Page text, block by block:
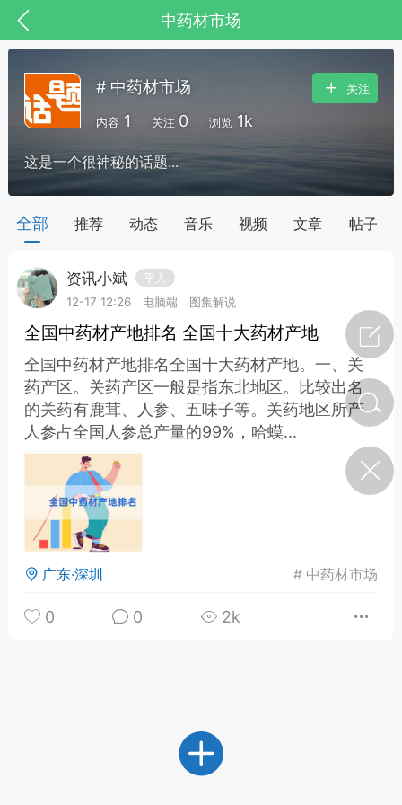
中药材市场
，华夏中医人：家门口的中医人！
节气气象
·特急预警】关
节返乡期间“闪
急提示
0
【养正护络膏】？
女子五七，阳明脉衰：女性
养颜首重阳明胃经
# 中药材市场
内容 1 关注 0 浏览 1k
关注
这是一个很神秘的话题...
全部 推荐 动态 音乐 视频 文章 帖子
资讯小斌
平人
12-17 12:26
电脑端 图集解说
全国中药材产地排名 全国十大药材产地
全国中药材产地排名全国十大药材产地。一、关
药产区。关药产区一般是指东北地区。比较出名
的关药有鹿茸、人参、五味子等。关药地区所产
人参占全国人参总产量的99%，哈蟆...
广东·深圳 # 中药材市场
0 0 2k